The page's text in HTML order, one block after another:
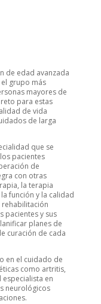
de edad avanzada
grupo más
mayores de
para estas
de vida
de larga
que se
pacientes
de
con otras
la terapia
función y la calidad
rehabilitación
pacientes y sus
planes de
curación de cada
en el cuidado de
como artritis,
en
neurológicos